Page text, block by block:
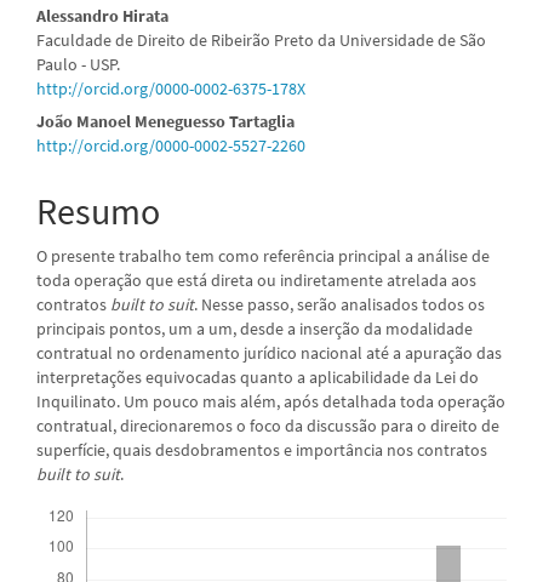
Conteúdo
do
artigo
principal
Alessandro Hirata
Faculdade de Direito de Ribeirão Preto da Universidade de São
Paulo - USP.
http://orcid.org/0000-0002-6375-178X
João Manoel Meneguesso Tartaglia
http://orcid.org/0000-0002-5527-2260
Resumo
O presente trabalho tem como referência principal a análise de
toda operação que está direta ou indiretamente atrelada aos
contratos built to suit. Nesse passo, serão analisados todos os
principais pontos, um a um, desde a inserção da modalidade
contratual no ordenamento jurídico nacional até a apuração das
interpretações equivocadas quanto a aplicabilidade da Lei do
Inquilinato. Um pouco mais além, após detalhada toda operação
contratual, direcionaremos o foco da discussão para o direito de
superfície, quais desdobramentos e importância nos contratos
built to suit.